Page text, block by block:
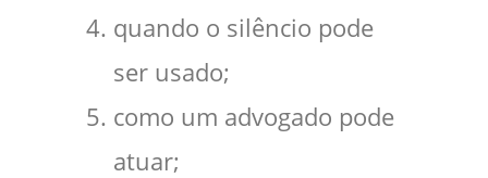
quando o silêncio pode
ser usado;
como um advogado pode
atuar;